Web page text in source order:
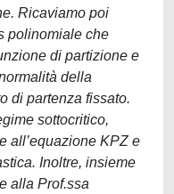
Ricaviamo poi
polinomiale che
di partizione e
della
di partenza fissato.
sottocritico,
all’equazione KPZ e
Inoltre, insieme
alla Prof.ssa